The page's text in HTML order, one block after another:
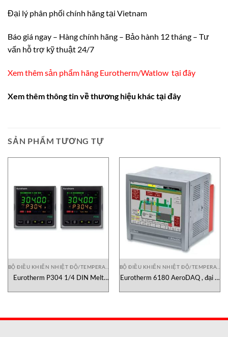
Đại lý phân phối chính hãng tại Vietnam
Báo giá ngay – Hàng chính hãng – Bảo hành 12 tháng – Tư
vấn hỗ trợ kỹ thuật 24/7
Xem thêm sản phẩm hãng Eurotherm/Watlow tại đây
Xem thêm thông tin về thương hiệu khác tại đây
SẢN PHẨM TƯƠNG TỰ
Eurotherm P304 1/4 DIN Melt
eurotherm
Eurotherm 6180 AeroDAQ , đại lý